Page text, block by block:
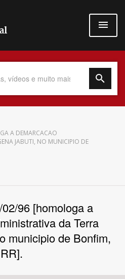
A DEMARCACAO
JABUTI, NO MUNICIPIO DE
96 [homologa a
da Terra
municipio de Bonfim,
RR].